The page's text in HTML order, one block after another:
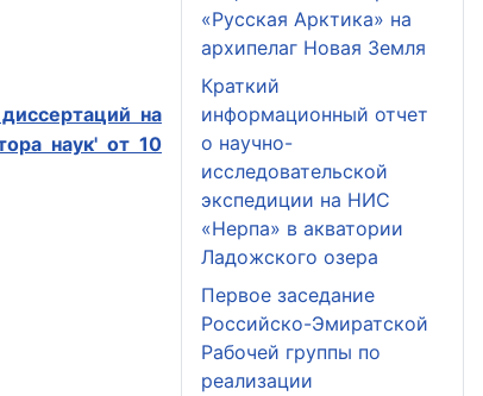
на
наук' от 10
«Русская Арктика» на
архипелаг Новая Земля
Краткий
информационный отчет
о научно-
исследовательской
экспедиции на НИС
«Нерпа» в акватории
Ладожского озера
Первое заседание
Российско-Эмиратской
Рабочей группы по
реализации